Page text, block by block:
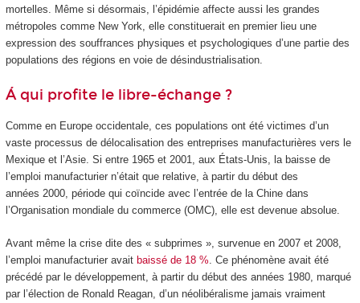
mortelles. Même si désormais, l’épidémie affecte aussi les grandes
métropoles comme New York, elle constituerait en premier lieu une
expression des souffrances physiques et psychologiques d’une partie des
populations des régions en voie de désindustrialisation.
Á qui profite le libre-échange ?
Comme en Europe occidentale, ces populations ont été victimes d’un
vaste processus de délocalisation des entreprises manufacturières vers le
Mexique et l’Asie. Si entre 1965 et 2001, aux États-Unis, la baisse de
l’emploi manufacturier n’était que relative, à partir du début des
années 2000, période qui coïncide avec l’entrée de la Chine dans
l’Organisation mondiale du commerce (OMC), elle est devenue absolue.
Avant même la crise dite des « subprimes », survenue en 2007 et 2008,
l’emploi manufacturier avait baissé de 18 % . Ce phénomène avait été
précédé par le développement, à partir du début des années 1980, marqué
par l’élection de Ronald Reagan, d’un néolibéralisme jamais vraiment